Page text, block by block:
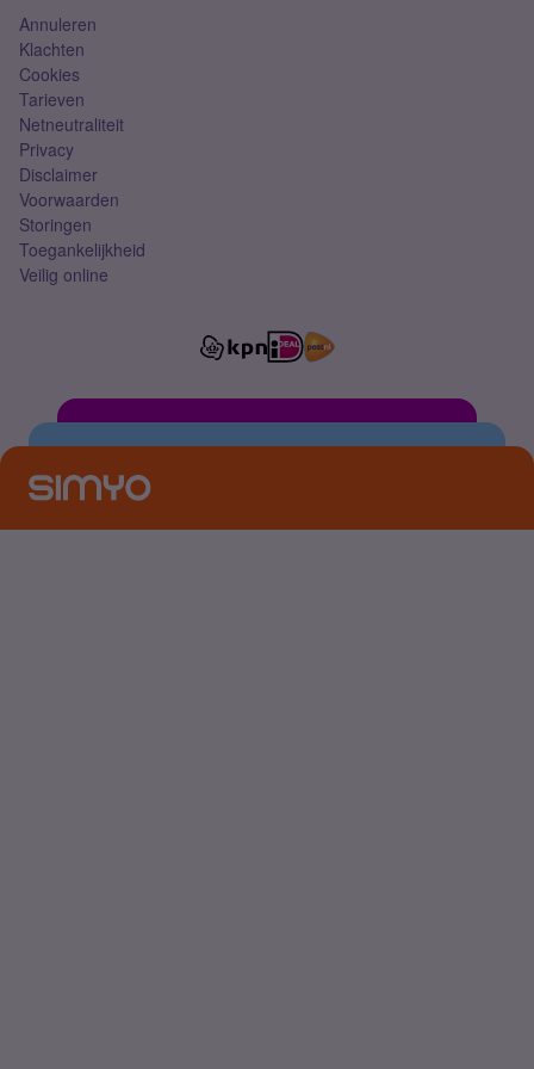
Annuleren
Klachten
Cookies
Tarieven
Netneutraliteit
Privacy
Disclaimer
Voorwaarden
Storingen
Toegankelijkheid
Veilig online